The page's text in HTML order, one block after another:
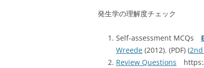
発生学の理解度チェック
Self-assessment MCQs
Wreede (2012). (PDF) (
Review Questions